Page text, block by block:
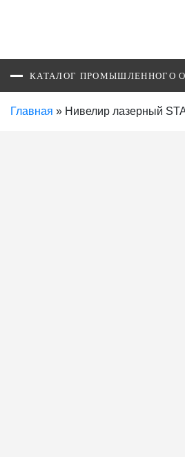
КАТАЛОГ ПРОМЫШЛЕННОГО
Главная » Нивелир лазерный